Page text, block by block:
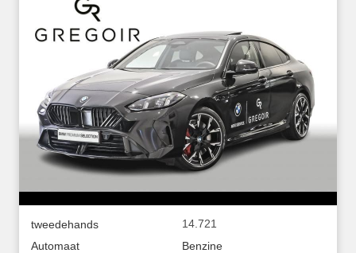
tweedehands
14.721
Automaat
Benzine